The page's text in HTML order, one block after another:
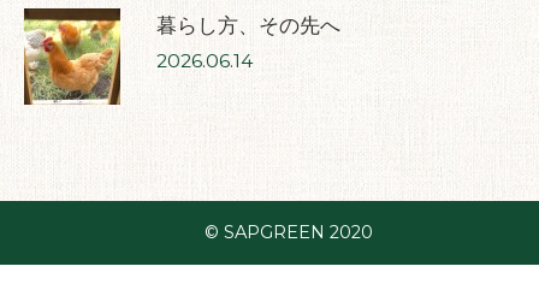
暮らし方、その先へ
2026.06.14
© SAPGREEN 2020